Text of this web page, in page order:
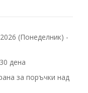
(Понеделник) -
дена
за поръчки над